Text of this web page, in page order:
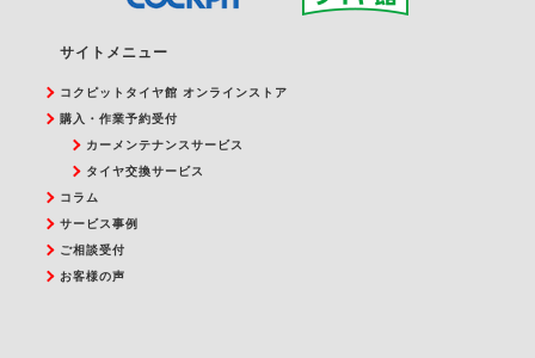
サイトメニュー
コクピットタイヤ館 オンラインストア
購入・作業予約受付
カーメンテナンスサービス
タイヤ交換サービス
コラム
サービス事例
ご相談受付
お客様の声